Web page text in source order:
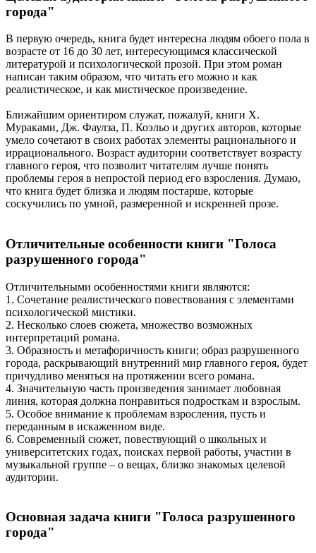
города"
В первую очередь, книга будет интересна людям обоего пола в
возрасте от 16 до 30 лет, интересующимся классической
литературой и психологической прозой. При этом роман
написан таким образом, что читать его можно и как
реалистическое, и как мистическое произведение.
Ближайшим ориентиром служат, пожалуй, книги Х.
Мураками, Дж. Фаулза, П. Коэльо и других авторов, которые
умело сочетают в своих работах элементы рационального и
иррационального. Возраст аудитории соответствует возрасту
главного героя, что позволит читателям лучше понять
проблемы героя в непростой период его взросления. Думаю,
что книга будет близка и людям постарше, которые
соскучились по умной, размеренной и искренней прозе.
Отличительные особенности книги "Голоса
разрушенного города"
Отличительными особенностями книги являются:
1. Сочетание реалистического повествования с элементами
психологической мистики.
2. Несколько слоев сюжета, множество возможных
интерпретаций романа.
3. Образность и метафоричность книги; образ разрушенного
города, раскрывающий внутренний мир главного героя, будет
причудливо меняться на протяжении всего романа.
4. Значительную часть произведения занимает любовная
линия, которая должна понравиться подросткам и взрослым.
5. Особое внимание к проблемам взросления, пусть и
переданным в искаженном виде.
6. Современный сюжет, повествующий о школьных и
университетских годах, поисках первой работы, участии в
музыкальной группе – о вещах, близко знакомых целевой
аудитории.
Основная задача книги "Голоса разрушенного
города"